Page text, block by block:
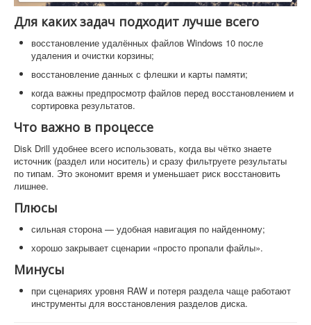
Для каких задач подходит лучше всего
восстановление удалённых файлов Windows 10 после
удаления и очистки корзины;
восстановление данных с флешки и карты памяти;
когда важны предпросмотр файлов перед восстановлением и
сортировка результатов.
Что важно в процессе
Disk Drill удобнее всего использовать, когда вы чётко знаете
источник (раздел или носитель) и сразу фильтруете результаты
по типам. Это экономит время и уменьшает риск восстановить
лишнее.
Плюсы
сильная сторона — удобная навигация по найденному;
хорошо закрывает сценарии «просто пропали файлы».
Минусы
при сценариях уровня RAW и потеря раздела чаще работают
инструменты для восстановления разделов диска.